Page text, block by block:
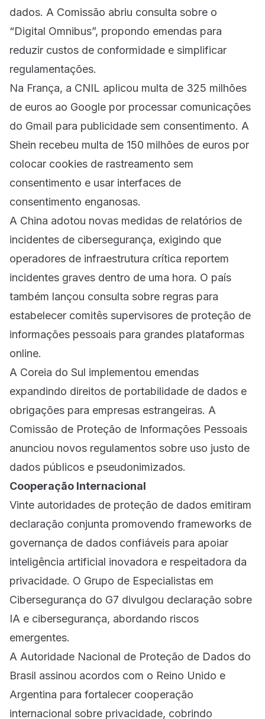
dados. A Comissão abriu consulta sobre o
“Digital Omnibus”, propondo emendas para
reduzir custos de conformidade e simplificar
regulamentações.
Na França, a CNIL aplicou multa de 325 milhões
de euros ao Google por processar comunicações
do Gmail para publicidade sem consentimento. A
Shein recebeu multa de 150 milhões de euros por
colocar cookies de rastreamento sem
consentimento e usar interfaces de
consentimento enganosas.
A China adotou novas medidas de relatórios de
incidentes de cibersegurança, exigindo que
operadores de infraestrutura crítica reportem
incidentes graves dentro de uma hora. O país
também lançou consulta sobre regras para
estabelecer comitês supervisores de proteção de
informações pessoais para grandes plataformas
online.
A Coreia do Sul implementou emendas
expandindo direitos de portabilidade de dados e
obrigações para empresas estrangeiras. A
Comissão de Proteção de Informações Pessoais
anunciou novos regulamentos sobre uso justo de
dados públicos e pseudonimizados.
Cooperação Internacional
Vinte autoridades de proteção de dados emitiram
declaração conjunta promovendo frameworks de
governança de dados confiáveis para apoiar
inteligência artificial inovadora e respeitadora da
privacidade. O Grupo de Especialistas em
Cibersegurança do G7 divulgou declaração sobre
IA e cibersegurança, abordando riscos
emergentes.
A Autoridade Nacional de Proteção de Dados do
Brasil assinou acordos com o Reino Unido e
Argentina para fortalecer cooperação
internacional sobre privacidade, cobrindo